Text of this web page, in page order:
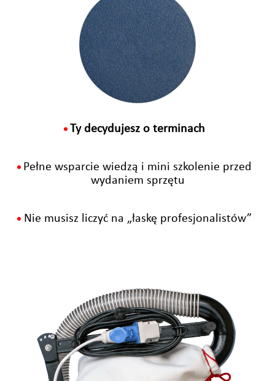
• Ty decydujesz o terminach
• Pełne wsparcie wiedzą i mini szkolenie przed
wydaniem sprzętu
• Nie musisz liczyć na „łaskę profesjonalistów”